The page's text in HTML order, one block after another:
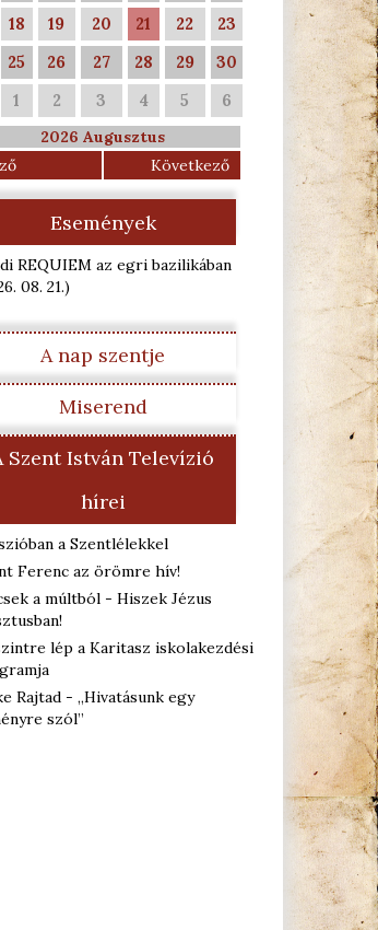
18 19 20 21 22
23
25 26 27 28 29
30
1 2 3 4 5 6
2026 Augusztus
Következő
Események
REQUIEM az egri bazilikában
08. 21.)
A nap szentje
Miserend
Szent István Televízió
hírei
a Szentlélekkel
Ferenc az örömre hív!
a múltból - Hiszek Jézus
lép a Karitasz iskolakezdési
Rajtad - „Hivatásunk egy
szól”